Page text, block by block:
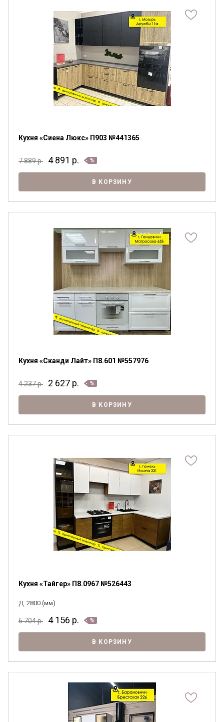
Кухня «Сиена Люкс» П903 №441365
7 889р. 4 891 р.
В КОРЗИНУ
Кухня «Сканди Лайт» П8.601 №557976
4 237р. 2 627 р.
В КОРЗИНУ
Кухня «Тайгер» П8.0967 №526443
Д: 2800 (мм)
6 704р. 4 156 р.
В КОРЗИНУ